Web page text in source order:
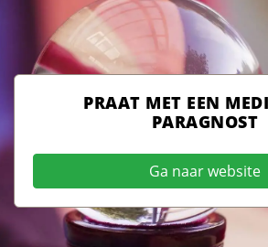
PRAAT MET EEN
PARAGNOST
Ga naar website